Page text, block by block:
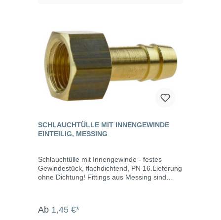
SCHLAUCHTÜLLE MIT INNENGEWINDE
EINTEILIG, MESSING
Schlauchtülle mit Innengewinde - festes
Gewindestück, flachdichtend, PN 16.Lieferung
ohne Dichtung! Fittings aus Messing sind
Bewässerung zum Verschrauben von
Ab 1,45 €*